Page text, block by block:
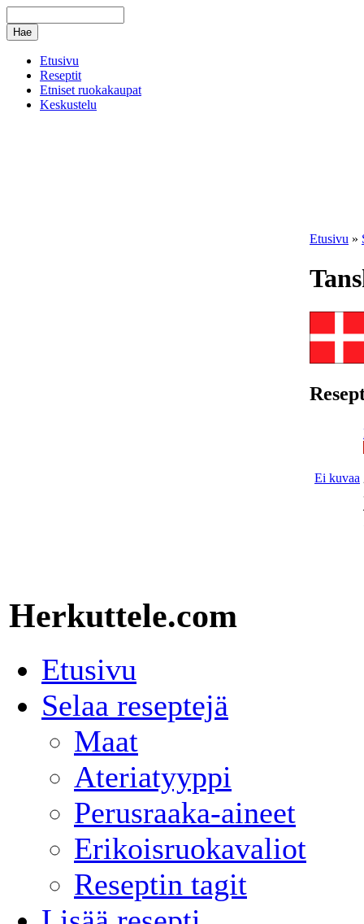
Etusivu
Reseptit
Etniset ruokakaupat
Keskustelu
Herkuttele.com
Etusivu
Selaa reseptejä
Maat
Ateriatyyppi
Perusraaka-aineet
Erikoisruokavaliot
Reseptin tagit
Etusivu »
Ei kuvaa